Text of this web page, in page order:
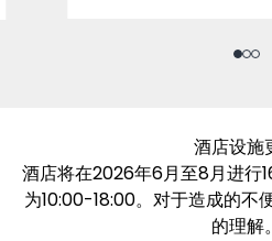
酒店设施
酒店将在2026年6月至8月进行
为10:00-18:00。对于造成的不
的理解。